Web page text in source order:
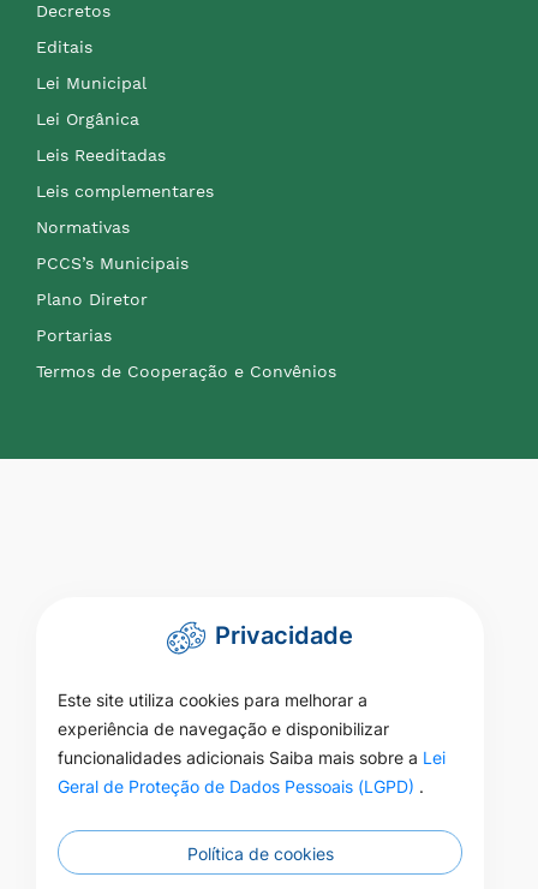
Decretos
Editais
Lei Municipal
Lei Orgânica
Leis Reeditadas
Leis complementares
Normativas
PCCS’s Municipais
Plano Diretor
Portarias
Termos de Cooperação e Convênios
Privacidade
Este site utiliza cookies para melhorar a
experiência de navegação e disponibilizar
funcionalidades adicionais Saiba mais sobre a Lei
Geral de Proteção de Dados Pessoais (LGPD) .
Política de cookies